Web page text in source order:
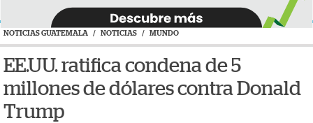
NOTICIAS GUATEMALA / NOTICIAS / MUNDO
EE.UU. ratifica condena de 5
millones de dólares contra Donald
Trump